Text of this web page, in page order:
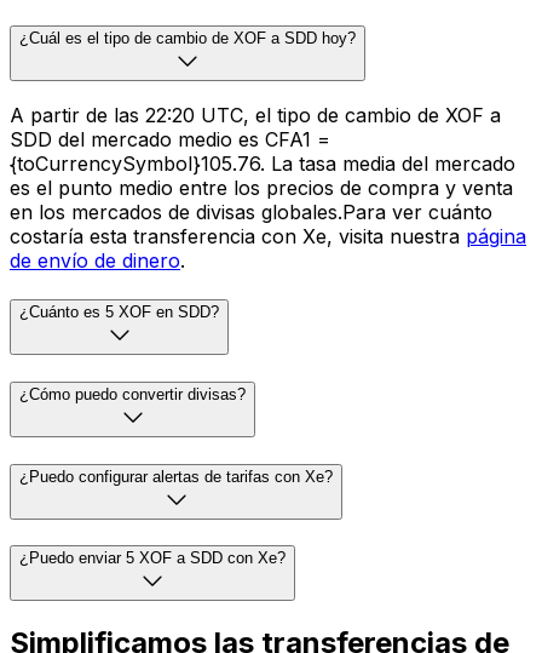
¿Cuál es el tipo de cambio de XOF a SDD hoy?
A partir de las 22:20 UTC, el tipo de cambio de XOF a
SDD del mercado medio es CFA1 =
{toCurrencySymbol}105.76. La tasa media del mercado
es el punto medio entre los precios de compra y venta
en los mercados de divisas globales.Para ver cuánto
costaría esta transferencia con Xe, visita nuestra página
de envío de dinero.
¿Cuánto es 5 XOF en SDD?
¿Cómo puedo convertir divisas?
¿Puedo configurar alertas de tarifas con Xe?
¿Puedo enviar 5 XOF a SDD con Xe?
Simplificamos las transferencias de